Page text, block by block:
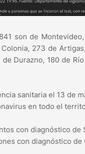
son de
273 de
Durazno, 180 de
sanitaria el 13 de
en todo el
con diagnóstico
con diagnóstico de